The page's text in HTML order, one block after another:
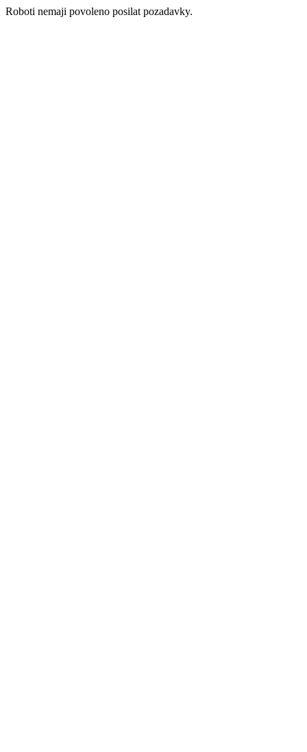
Roboti nemaji povoleno posilat pozadavky.